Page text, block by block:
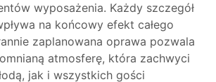
wyposażenia. Każdy szczegół
na końcowy efekt całego
zaplanowana oprawa pozwala
atmosferę, która zachwyci
jak i wszystkich gości